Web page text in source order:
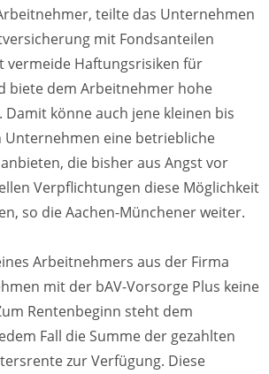
teilte das Unternehmen
mit Fondsanteilen
vermeide Haftungsrisiken für
biete dem Arbeitnehmer hohe
Damit könne auch jene kleinen bis
eine betriebliche
die bisher aus Angst vor
Verpflichtungen diese Möglichkeit
so die Aachen-Münchener weiter.
Arbeitnehmers aus der Firma
mit der bAV-Vorsorge Plus keine
Rentenbeginn steht dem
Fall die Summe der gezahlten
zur Verfügung. Diese